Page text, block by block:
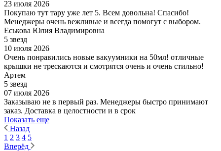
23 июля 2026
Покупаю тут тару уже лет 5. Всем довольна! Спасибо!
Менеджеры очень вежливые и всегда помогут с выбором.
Еськова Юлия Владимировна
5 звезд
10 июля 2026
Очень понравились новые вакуумники на 50мл! отличные
крышки не трескаются и смотрятся очень и очень стильно!
Артем
5 звезд
07 июля 2026
Заказываю не в первый раз. Менеджеры быстро принимают
заказ. Доставка в целостности и в срок
Показать еще
Назад
1 2 3 4 5
Вперёд